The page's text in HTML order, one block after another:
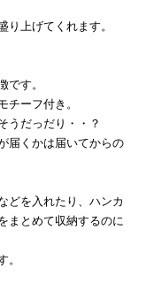
上げてくれます。
です。
チーフ付き。
うだっだり・・？
届くかは届いてからの
どを入れたり、ハンカ
まとめて収納するのに
。